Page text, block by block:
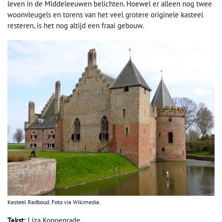
leven in de Middeleeuwen belichten. Hoewel er alleen nog twee
woonvleugels en torens van het veel grotere originele kasteel
resteren, is het nog altijd een fraai gebouw.
Kasteel Radboud. Foto via Wikimedia.
Tekst: Liza Koppenrade